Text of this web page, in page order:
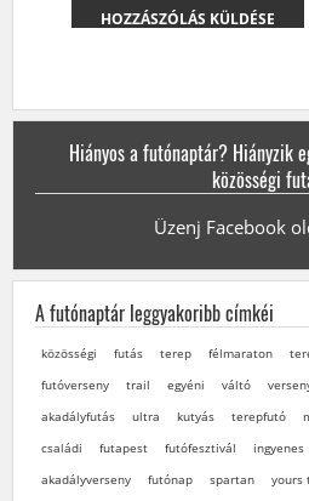
Hiányos a futónaptár? Hiányzik
közösségi
Üzenj Facebook
A futónaptár leggyakoribb címkéi
közösségi futás terep félmaraton
futóverseny
trail egyéni váltó
akadályfutás
ultra kutyás terepfutó
családi
futapest futófesztivál ingyenes
akadályverseny
futónap spartan yours